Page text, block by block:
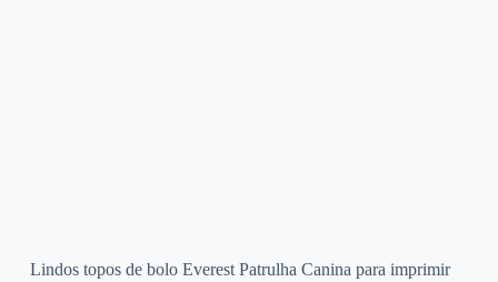
Lindos topos de bolo Everest Patrulha Canina para imprimir